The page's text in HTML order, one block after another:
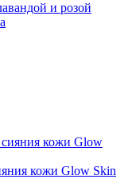
и розой
кожи Glow Skin